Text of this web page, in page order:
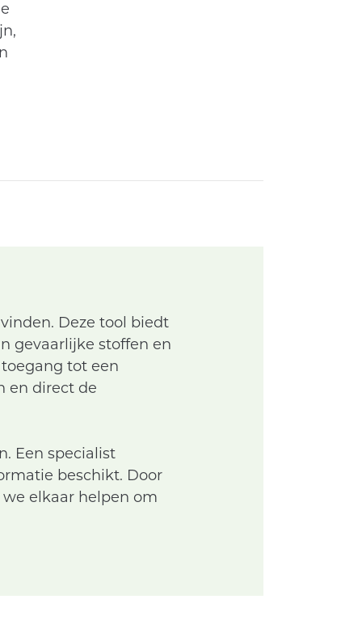
Deze tool biedt
gevaarlijke stoffen en
tot een
en direct de
Een specialist
beschikt. Door
elkaar helpen om